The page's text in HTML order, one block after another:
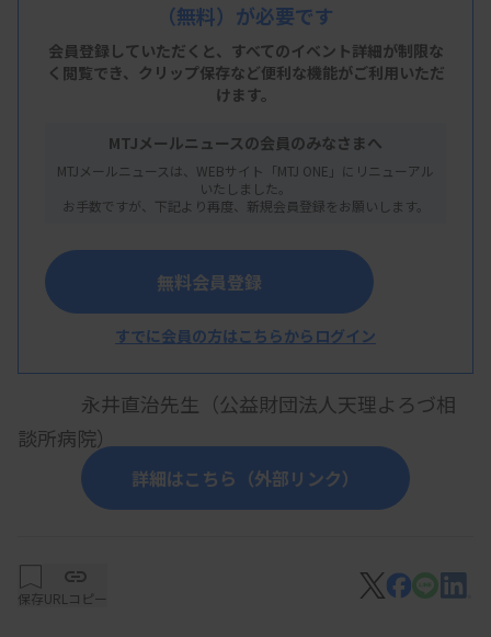
主 催
滋賀県臨床検査技師会
概 要
内容：フローサイトメトリー解析、ここがポイン
ト
永井直治先生（公益財団法人天理よろづ相
談所病院）
・会 費：無料
詳細はこちら（外部リンク）
（無料）が必要です
会員登録していただくと、すべてのイベント詳細が制限な
く閲覧でき、 クリップ保存など便利な機能がご利用いただ
けます。
MTJメールニュースの会員のみなさまへ
MTJメールニュースは、WEBサイト「MTJ ONE」にリニューアル
いたしました。
お手数ですが、下記より再度、新規会員登録をお願いします。
無料会員登録
すでに会員の方はこちらからログイン
保存URLコピー